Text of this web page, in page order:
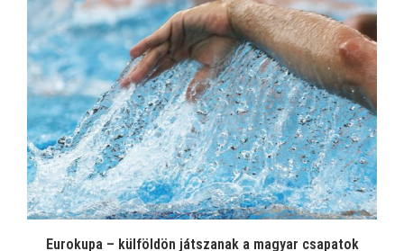
Eurokupa – külföldön játszanak a magyar csapatok